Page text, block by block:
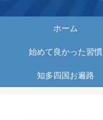
ホーム
始めて良かった習慣
知多四国お遍路